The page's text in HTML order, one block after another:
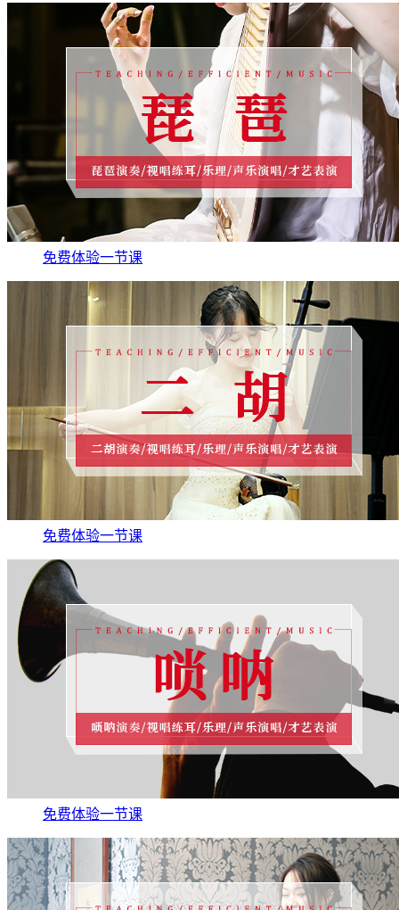
免费体验一节课
免费体验一节课
免费体验一节课